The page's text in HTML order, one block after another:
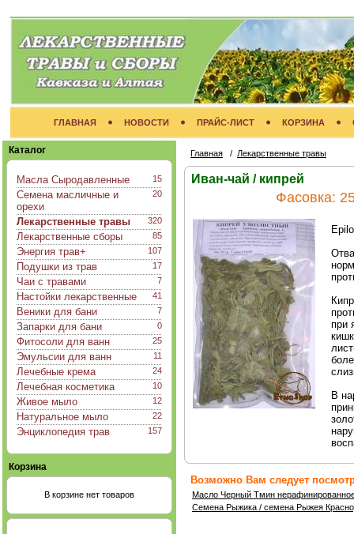
ГЛАВНАЯ НОВОСТИ ПРАЙС-ЛИСТ КОРЗИНА
Каталог
15
Масла Сыродавленные
20
Семена масличные и
орехи
320
Лекарственные травы
85
Лекарственные сборы
107
Энергия трав+
17
Подушки из трав
7
Чаи с травами
41
Настойки лекарственные
7
Веники для бани
0
Запарки для бани
25
Фитосоли для ванн
11
Эмульсии для ванн
24
Лечебные крема
10
Лечебная косметика
12
Живое мыло
22
Натуральное мыло
157
Энциклопедия трав
Корзина
В корзине нет товаров
Главная / Лекарственные травы
Иван-чай / кипрей
Фасовка:
при
В
Возможно Вам следует
Масло Черный Тмин
Семена Рыжика / семена Рыжея